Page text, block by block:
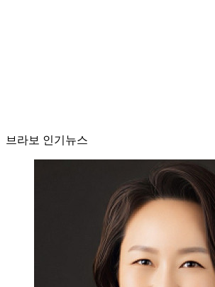
브라보 인기뉴스